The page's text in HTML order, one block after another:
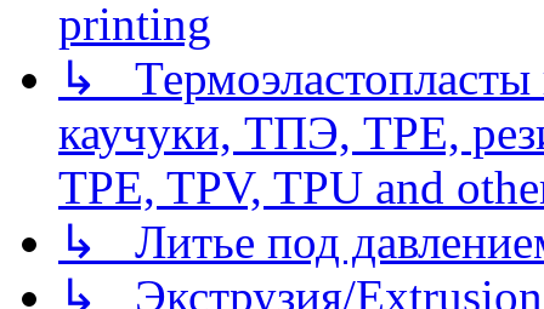
printing
↳
каучуки, ТПЭ, TPE,
TPE, TPV, TPU and
↳ Литье под
↳ Экструзия/Extrusion